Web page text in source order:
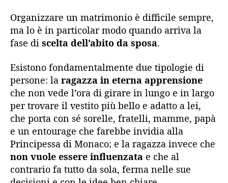
Organizzare un matrimonio è difficile sempre,
ma lo è in particolar modo quando arriva la
fase di scelta dell’abito da sposa.
Esistono fondamentalmente due tipologie di
persone: la ragazza in eterna apprensione
che non vede l’ora di girare in lungo e in largo
per trovare il vestito più bello e adatto a lei,
che porta con sé sorelle, fratelli, mamme, papà
e un entourage che farebbe invidia alla
Principessa di Monaco; e la ragazza invece che
non vuole essere influenzata e che al
contrario fa tutto da sola, ferma nelle sue